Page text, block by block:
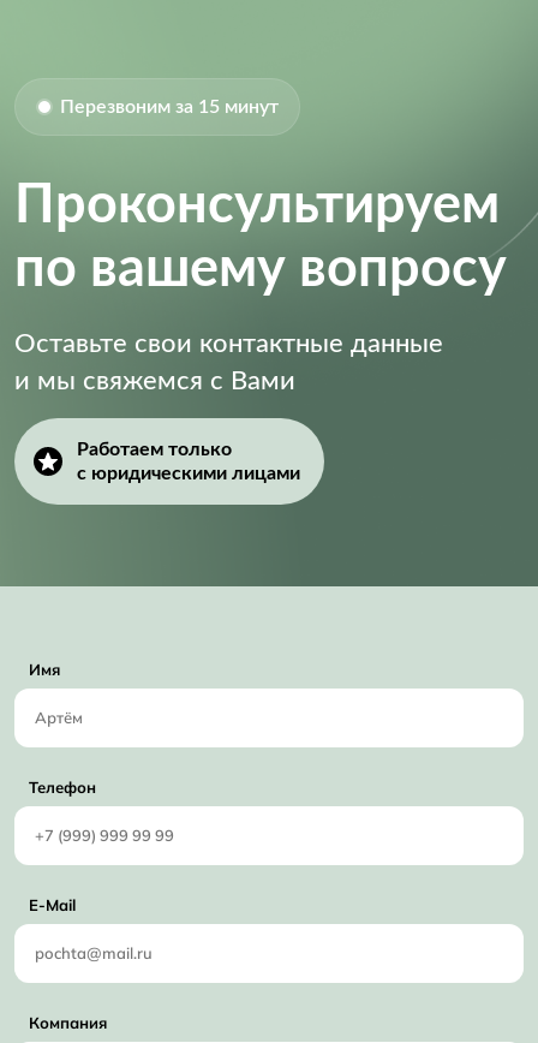
Перезвоним за 15 минут
Проконсультируем
по вашему вопросу
Оставьте свои контактные данные
и мы свяжемся с Вами
Работаем только
с юридическими лицами
Имя
Телефон
E-Mail
Компания